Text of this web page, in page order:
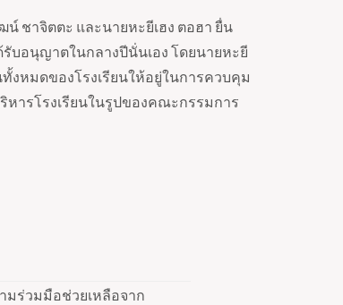
ชาจิตตะ และนายหะยีเฮง ตอฮา ยื่น
รับอนุญาตในกลางปีนั่นเอง โดยนายหะยี
งหมดของโรงเรียนให้อยู่ในการควบคุม
ารโรงเรียนในรูปของคณะกรรมการ
ร่วมมือช่วยเหลือจาก